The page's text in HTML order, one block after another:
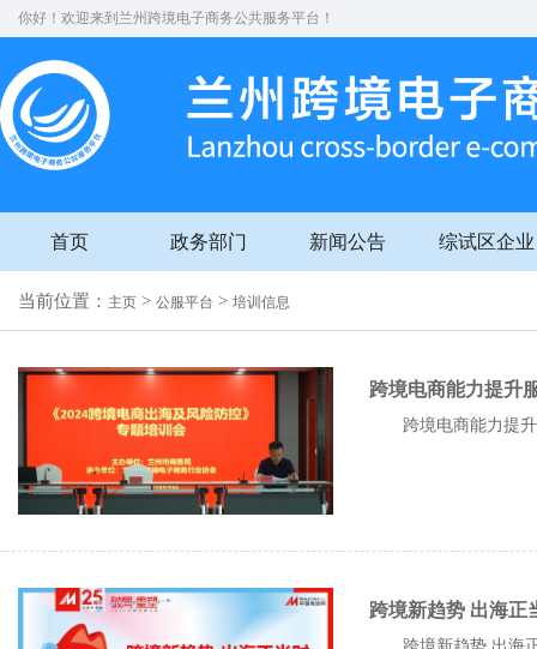
你好！欢迎来到兰州跨境电子商务公共服务平台！
首页 政务部门 新闻公告 综试区企业
当前位置： 主页 > 公服平台 > 培训信息
跨境电商能力提升
跨境电商能力提
跨境新趋势 出海正